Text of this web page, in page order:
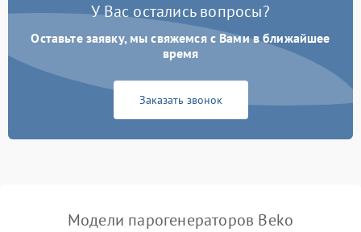
1200 ₽
Подробнее →
1500 ₽ Подробнее →
Не подает пар 1800 ₽ Подробнее →
У Вас остались вопросы?
Оставьте заявку, мы свяжемся с Вами в ближайшее
время
Заказать звонок
Модели парогенераторов Beko